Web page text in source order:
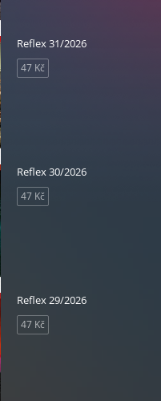
Reflex 31/2026
47 Kč
Reflex 30/2026
47 Kč
Reflex 29/2026
47 Kč